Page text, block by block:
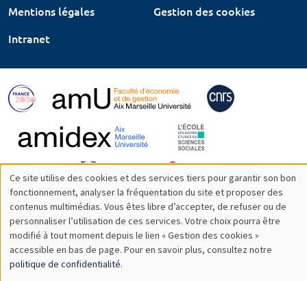
Mentions légales
Gestion des cookies
Intranet
Utilisation
des
données
personnelles
Ce site utilise des cookies et des services tiers pour garantir son bon
fonctionnement, analyser la fréquentation du site et proposer des
contenus multimédias. Vous êtes libre d’accepter, de refuser ou de
personnaliser l’utilisation de ces services. Votre choix pourra être
modifié à tout moment depuis le lien « Gestion des cookies »
accessible en bas de page. Pour en savoir plus, consultez notre
politique de confidentialité.